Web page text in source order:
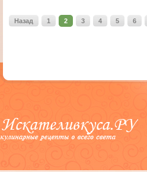
Назад 1 2 3 4 5 6